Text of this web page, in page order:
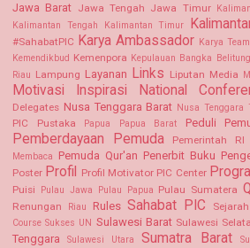
Jawa Barat Jawa Tengah Jawa Timur
Kalimantan Tengah
Kalimantan Timur
#SahabatPIC Karya Ambassador Karya Team
Kemendikbud Kemenpora Kepulauan Bangka Belitung
Riau Lampung Layanan Links Liputan Media
Motivasi Inspirasi National
Delegates Nusa Tenggara Barat Nusa Tenggara
PIC Pustaka Papua Papua Barat Peduli
Pemberdayaan Pemuda Pemerintah RI
Membaca
Pemuda Qur'an Penerbit Buku
Poster Profil Profil Motivator PIC Center
Puisi
Pulau Jawa Pulau Papua Pulau Sumatera
Renungan Riau Rules Sahabat PIC
Course Sukses UN Sulawesi Barat Sulawesi
Tenggara
Sulawesi Utara Sumatra Barat